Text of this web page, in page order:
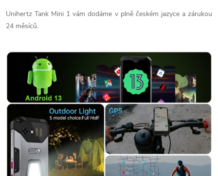
Unihertz Tank Mini 1 vám dodáme v plně českém jazyce a zárukou
24 měsíců.